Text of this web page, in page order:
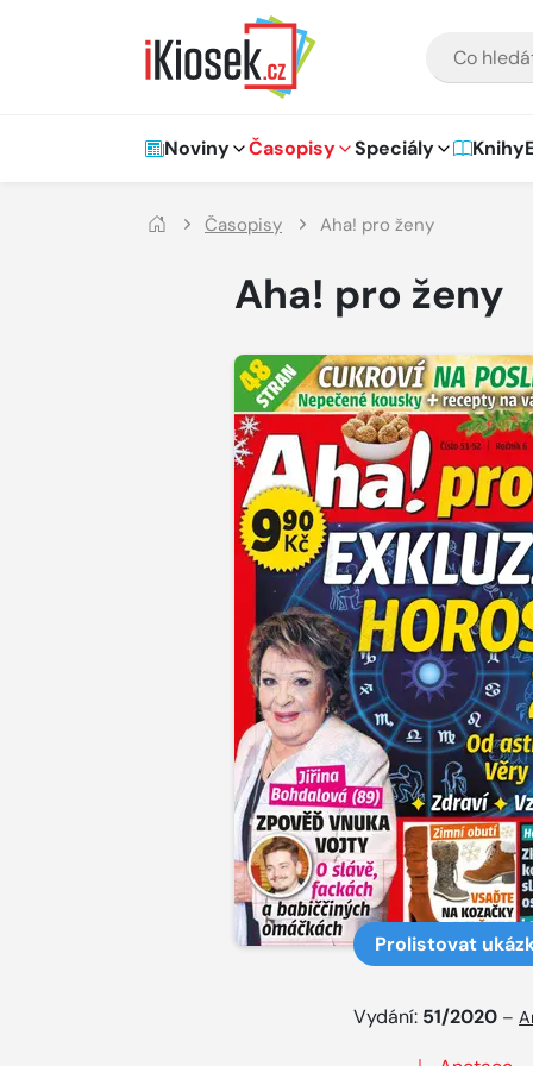
Hlavní navigace
Noviny Časopisy Speciály Knihy
Časopisy Aha! pro ženy
Aha! pro ženy
Prolistovat
Vydání: 51/2020 –